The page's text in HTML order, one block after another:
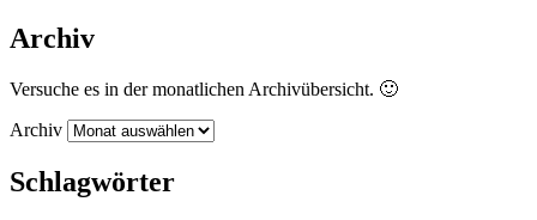
Archiv
Versuche es in der monatlichen Archivübersicht. 🙂
Archiv
Schlagwörter